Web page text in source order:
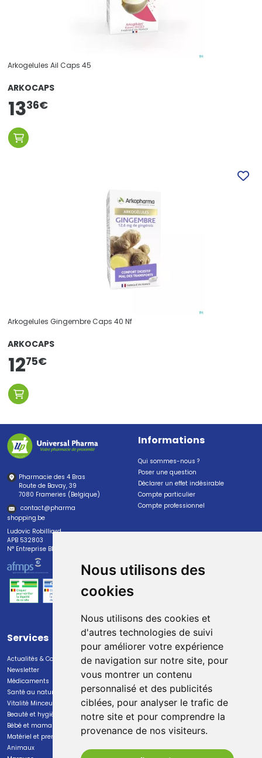
Nous utilisons des
cookies
Nous utilisons des cookies et
d'autres technologies de suivi
pour améliorer votre expérience
de navigation sur notre site, pour
vous montrer un contenu
personnalisé et des publicités
ciblées, pour analyser le trafic de
notre site et pour comprendre la
provenance de nos visiteurs.
Arkogelules Ail Caps 45
ARKOCAPS
1336€
Arkogelules Gingembre Caps 40 Nf
ARKOCAPS
1275€
Pharmacie des 4 Bras
Route de Bavay, 39
7080 Frameries (Belgique)
contact@pharma
shopping.be
Ludovic Robilliard
APB 532803
N° Entreprise BE0447.382.113
Informations
Qui sommes-nous ?
Poser une question
Déclarer un effet indésirable
Compte particulier
Compte professionnel
Services
Actualités & Conseils
Newsletter
Médicaments
Santé au naturel
Vitalité Minceur Nutrition
Beauté et hygiène
Bébé et maman
Matériel et premiers soins
Animaux
Paiement
Paiement sécurisé
Livraison